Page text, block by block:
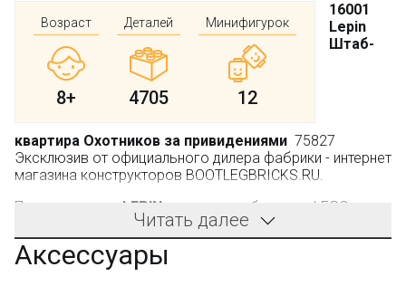
Возраст
8+
Деталей
4705
Минифигурок
12
16001
Lepin
Штаб-
квартира Охотников за привидениями 75827
Эксклюзив от официального дилера фабрики - интернет
магазина конструкторов BOOTLEGBRICKS.RU.
Производитель: LEPIN , не является брендом LEGO.
Все мы помним одноимённый мультфильм, в где
четвёрка весёлых друзей охотится за необычными
существами, вторгающимися в жизнь мирных горожан
Читать далее
Аксессуары